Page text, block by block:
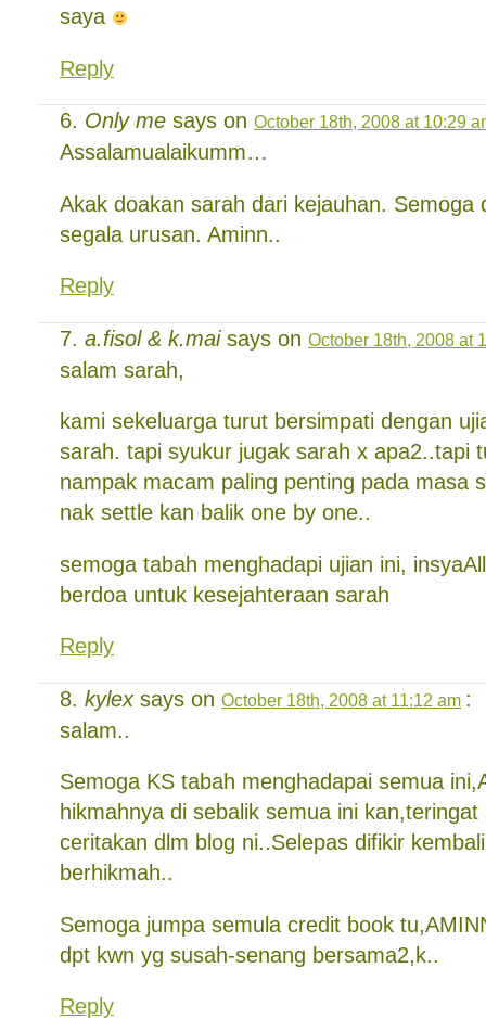
saya
Reply
Only me says on October 18th, 2008 at 10:29
Assalamualaikumm…
Akak doakan sarah dari kejauhan. Semoga
segala urusan. Aminn..
Reply
a.fisol & k.maisays on October 18th, 2008 at
salam sarah,
kami sekeluarga turut bersimpati dengan
sarah. tapi syukur jugak sarah x apa2..tapi
nampak macam paling penting pada masa
nak settle kan balik one by one..
semoga tabah menghadapi ujian ini,
berdoa untuk kesejahteraan sarah
Reply
kylexsays on October 18th, 2008 at 11:12 am :
salam..
Semoga KS tabah menghadapai semua
hikmahnya di sebalik semua ini
ceritakan dlm blog ni..Selepas difikir
berhikmah..
Semoga jumpa semula credit book
dpt kwn yg susah-senang bersama2,k..
Reply